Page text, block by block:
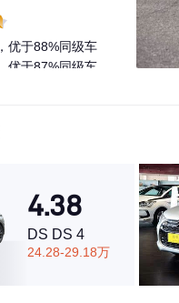
优于88%同级车
优于87%同级车
4.38
DS DS 4
24.28-29.18万